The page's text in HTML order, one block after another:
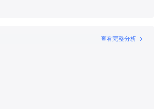
查看完整分析